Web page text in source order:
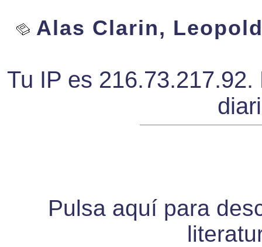
Alas Clarin,
Tu IP es
Pulsa aquí para